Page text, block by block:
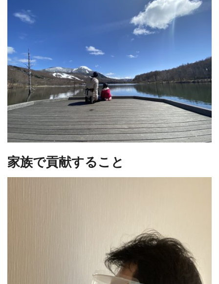
家族で貢献すること